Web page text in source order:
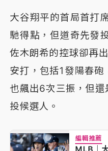
大谷翔平的首局首打
馳得點，但道奇先發
佐木朗希的控球卻再
安打，包括1發陽春
也飆出6次三振，但
投候選人。
編輯推薦
MLB｜